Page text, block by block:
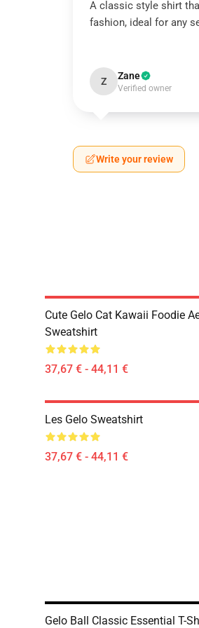
A classic style shirt
fashion, ideal for any
Z Zane
Verified owner
Write your review
Cute Gelo Cat Kawaii Foodie
Sweatshirt
37,67 € - 44,11 €
Les Gelo Sweatshirt
37,67 € - 44,11 €
Gelo Ball Classic Essential T-